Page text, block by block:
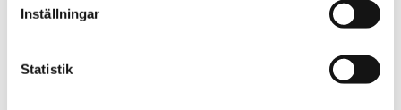
Inställningar
Statistik